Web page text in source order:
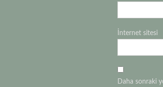
İnternet sitesi
Daha sonraki